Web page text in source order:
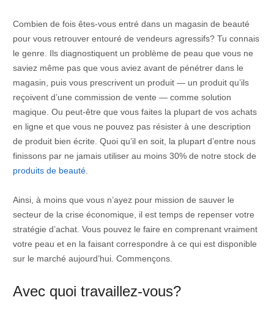
Combien de fois êtes-vous entré dans un magasin de beauté
pour vous retrouver entouré de vendeurs agressifs? Tu connais
le genre. Ils diagnostiquent un problème de peau que vous ne
saviez même pas que vous aviez avant de pénétrer dans le
magasin, puis vous prescrivent un produit — un produit qu’ils
reçoivent d’une commission de vente — comme solution
magique. Ou peut-être que vous faites la plupart de vos achats
en ligne et que vous ne pouvez pas résister à une description
de produit bien écrite. Quoi qu’il en soit, la plupart d’entre nous
finissons par ne jamais utiliser au moins 30% de notre stock de
produits de beauté.
Ainsi, à moins que vous n’ayez pour mission de sauver le
secteur de la crise économique, il est temps de repenser votre
stratégie d’achat. Vous pouvez le faire en comprenant vraiment
votre peau et en la faisant correspondre à ce qui est disponible
sur le marché aujourd’hui. Commençons.
Avec quoi travaillez-vous?